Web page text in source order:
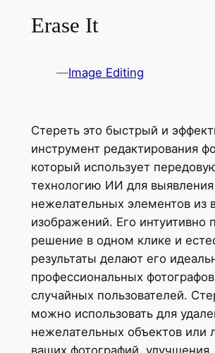
Erase It
—Image Editing
Стереть это быстрый и
инструмент редактирования
который использует
технологию ИИ для выявления
нежелательных элементов из
изображений. Его интуитивно
решение в одном клике и
результаты делают его
профессиональных
случайных пользователей.
можно использовать для
нежелательных объектов или